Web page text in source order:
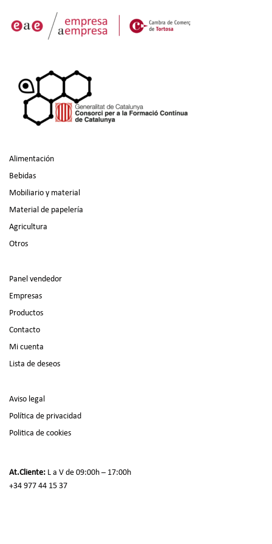
Alimentación
Bebidas
Mobiliario y material
Material de papelería
Agricultura
Otros
Panel vendedor
Empresas
Productos
Contacto
Mi cuenta
Lista de deseos
Aviso legal
Política de privacidad
Politica de cookies
At.Cliente: L a V de 09:00h – 17:00h
+34 977 44 15 37